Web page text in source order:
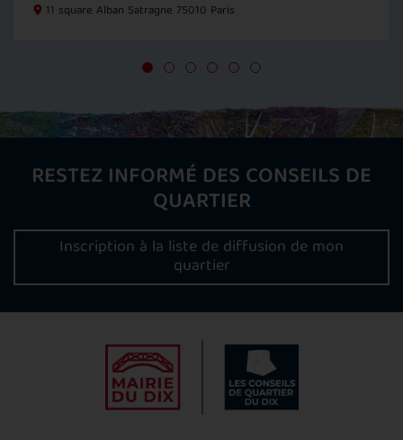
11 square Alban Satragne 75010 Paris
RESTEZ INFORMÉ DES CONSEILS DE
QUARTIER
Inscription à la liste de diffusion de mon
quartier